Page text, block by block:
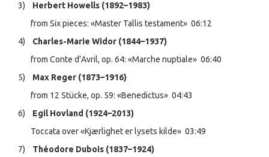
3) Herbert Howells (1892–1983)
from Six pieces: «Master Tallis testament» 06:12
4) Charles-Marie Widor (1844–1937)
from Conte d’Avril, op. 64: «Marche nuptiale» 06:40
5) Max Reger (1873–1916)
from 12 Stücke, op. 59: «Benedictus» 04:43
6) Egil Hovland (1924–2013)
Toccata over «Kjærlighet er lysets kilde» 03:49
7) Théodore Dubois (1837–1924)